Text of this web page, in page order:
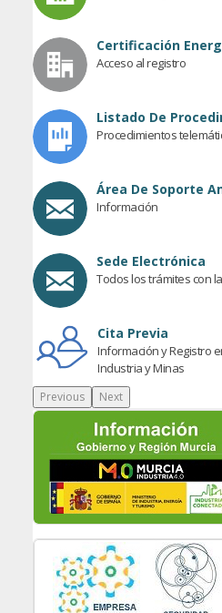
Certificación
Acceso al registro
Listado De
Procedimientos
Área De Soporte
Información
Sede Electrónica
Todos los trámites con
Cita Previa
Información y Registro
Industria y Minas
Previous Next